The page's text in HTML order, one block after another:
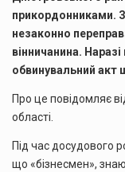
прикордонниками.
незаконно
вінничанина.
обвинувальний акт
Про це повідомляє
області.
Під час досудового
що «бізнесмен»,